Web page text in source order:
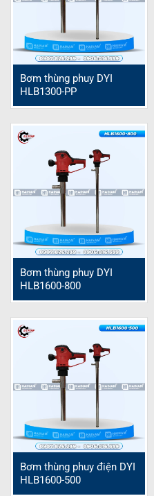
Bơm thùng phuy DYI
HLB1300-PP
Bơm thùng phuy DYI
HLB1600-800
Bơm thùng phuy điện DYI
HLB1600-500